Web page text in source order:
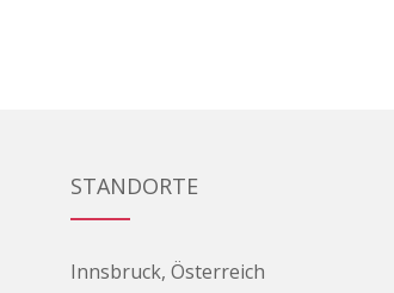
STANDORTE
Innsbruck, Österreich